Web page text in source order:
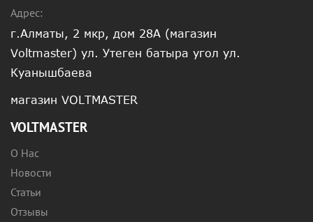
Адрес:
г.Алматы, 2 мкр, дом 28А (магазин
Voltmaster) ул. Утеген батыра угол ул.
Куанышбаева
магазин VOLTMASTER
VOLTMASTER
О Нас
Новости
Статьи
Отзывы